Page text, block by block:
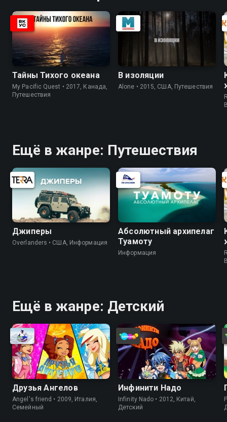
Тайны Тихого океана
My Pacific Quest • 2017, Канада,
Путешествия
В изоляции
Alone • 2015, США, Путешествия
Ещё в жанре: Путешествия
Джиперы
Overlanders • США, Информация
Абсолютный архипелаг
Туамоту
Информация
Ещё в жанре: Детский
Друзья Ангелов
Angel's friend • 2009, Италия,
Cемейный
Инфинити Надо
Infinity Nado • 2012, Китай,
Детский